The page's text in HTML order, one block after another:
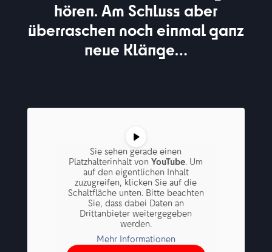
hören. Am Schluss aber
überraschen noch einmal ganz
neue Klänge…
Sie sehen gerade einen
Platzhalterinhalt vonYouTube. Um
auf den eigentlichen Inhalt
zuzugreifen, klicken Sie auf die
Schaltfläche unten. Bitte beachten
Sie, dass dabei Daten an
Drittanbieter weitergegeben
werden.
Mehr Informationen